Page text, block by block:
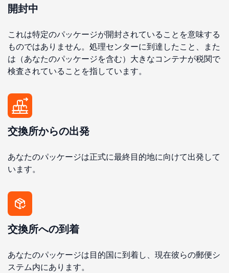
開封中
これは特定のパッケージが開封されていることを意味する
ものではありません。処理センターに到達したこと、また
は（あなたのパッケージを含む）大きなコンテナが税関で
検査されていることを指しています。
交換所からの出発
あなたのパッケージは正式に最終目的地に向けて出発して
います。
交換所への到着
あなたのパッケージは目的国に到着し、現在彼らの郵便シ
ステム内にあります。